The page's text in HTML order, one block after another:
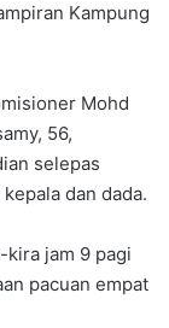
Kampung
Mohd
56,
selepas
dan dada.
kira jam 9 pagi
pacuan empat